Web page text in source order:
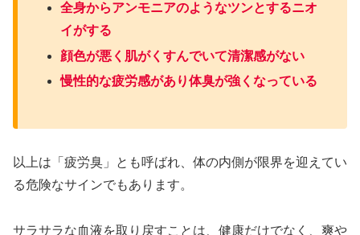
全身からアンモニアのようなツンとするニオ
イがする
顔色が悪く肌がくすんでいて清潔感がない
慢性的な疲労感があり体臭が強くなっている
以上は「疲労臭」とも呼ばれ、体の内側が限界を迎えてい
る危険なサインでもあります。
サラサラな血液を取り戻すことは、健康だけでなく、爽や